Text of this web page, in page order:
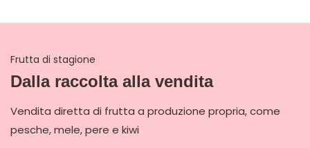
Frutta di stagione
Dalla raccolta alla vendita
Vendita diretta di frutta a produzione propria, come
pesche, mele, pere e kiwi